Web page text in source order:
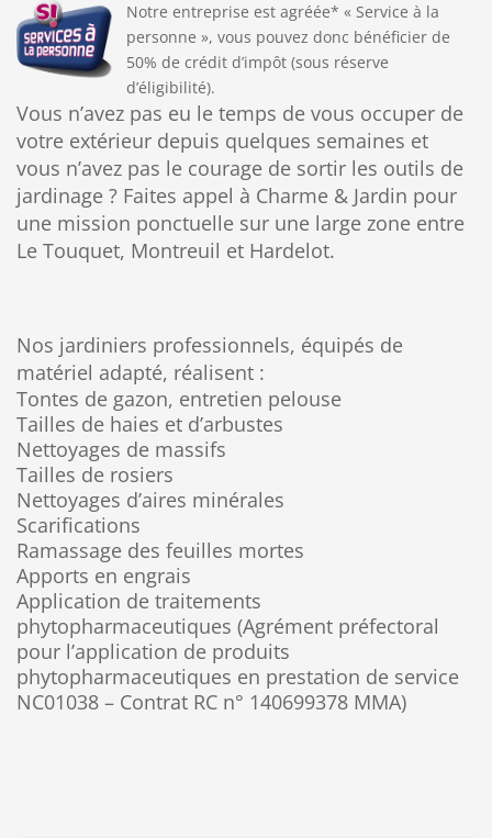
Notre entreprise est agréée* « Service à la
personne », vous pouvez donc bénéficier de
50% de crédit d’impôt (sous réserve
d’éligibilité).
Vous n’avez pas eu le temps de vous occuper de
votre extérieur depuis quelques semaines et
vous n’avez pas le courage de sortir les outils de
jardinage ? Faites appel à Charme & Jardin pour
une mission ponctuelle sur une large zone entre
Le Touquet, Montreuil et Hardelot.
Nos jardiniers professionnels, équipés de
matériel adapté, réalisent :
Tontes de gazon, entretien pelouse
Tailles de haies et d’arbustes
Nettoyages de massifs
Tailles de rosiers
Nettoyages d’aires minérales
Scarifications
Ramassage des feuilles mortes
Apports en engrais
Application de traitements
phytopharmaceutiques (Agrément préfectoral
pour l’application de produits
phytopharmaceutiques en prestation de service
NC01038 – Contrat RC n° 140699378 MMA)